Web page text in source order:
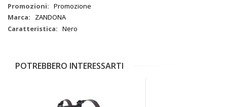
Promozione
ZANDONA
Nero
POTREBBERO INTERESSARTI